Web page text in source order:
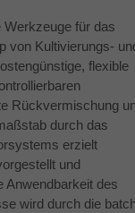
für das
von Kultivierungs-
flexible
Rückvermischung
durch das
erzielt
und
Anwendbarkeit des
wird durch die